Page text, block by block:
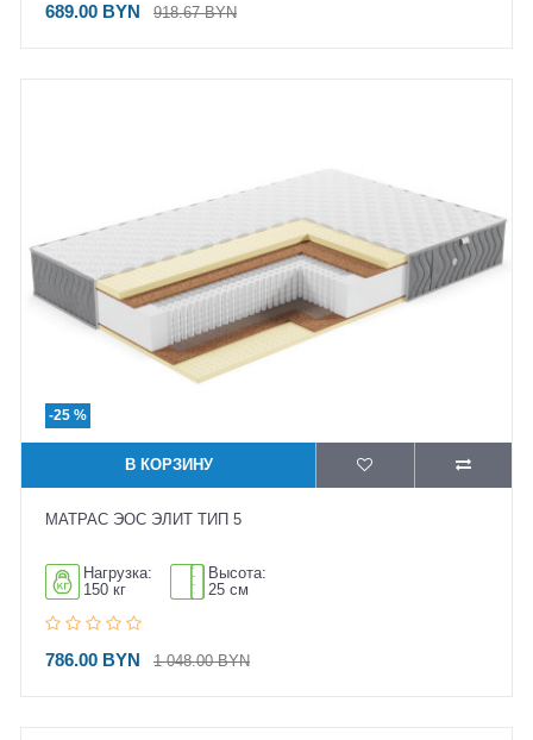
689.00 BYN 918.67 BYN
-25 %
В КОРЗИНУ
МАТРАС ЭОС ЭЛИТ ТИП 5
Нагрузка:
150 кг
Высота:
25 см
786.00 BYN 1 048.00 BYN